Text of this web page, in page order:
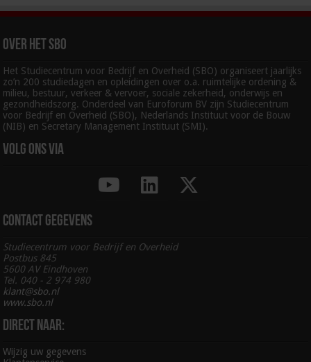
Over het SBO
Het Studiecentrum voor Bedrijf en Overheid (SBO) organiseert jaarlijks
zo’n 200 studiedagen en opleidingen over o.a. ruimtelijke ordening &
milieu, bestuur, verkeer & vervoer, sociale zekerheid, onderwijs en
gezondheidszorg. Onderdeel van Euroforum BV zijn Studiecentrum
voor Bedrijf en Overheid (SBO), Nederlands Instituut voor de Bouw
(NIB) en Secretary Management Instituut (SMI).
Volg ons via
Contact gegevens
Studiecentrum voor Bedrijf en Overheid
Postbus 845
5600 AV Eindhoven
Tel. 040 - 2 974 980
klant@sbo.nl
www.sbo.nl
Direct naar:
Wijzig uw gegevens